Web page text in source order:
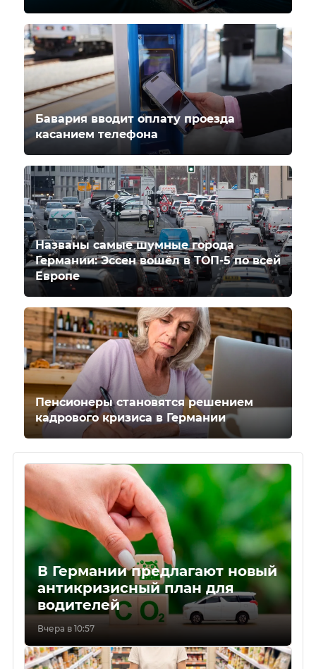
Бавария вводит оплату проезда
касанием телефона
Названы самые шумные города
Германии: Эссен вошёл в ТОП-5 по всей
Европе
Пенсионеры становятся решением
кадрового кризиса в Германии
В Германии предлагают новый
антикризисный план для
водителей
Вчера в 10:57